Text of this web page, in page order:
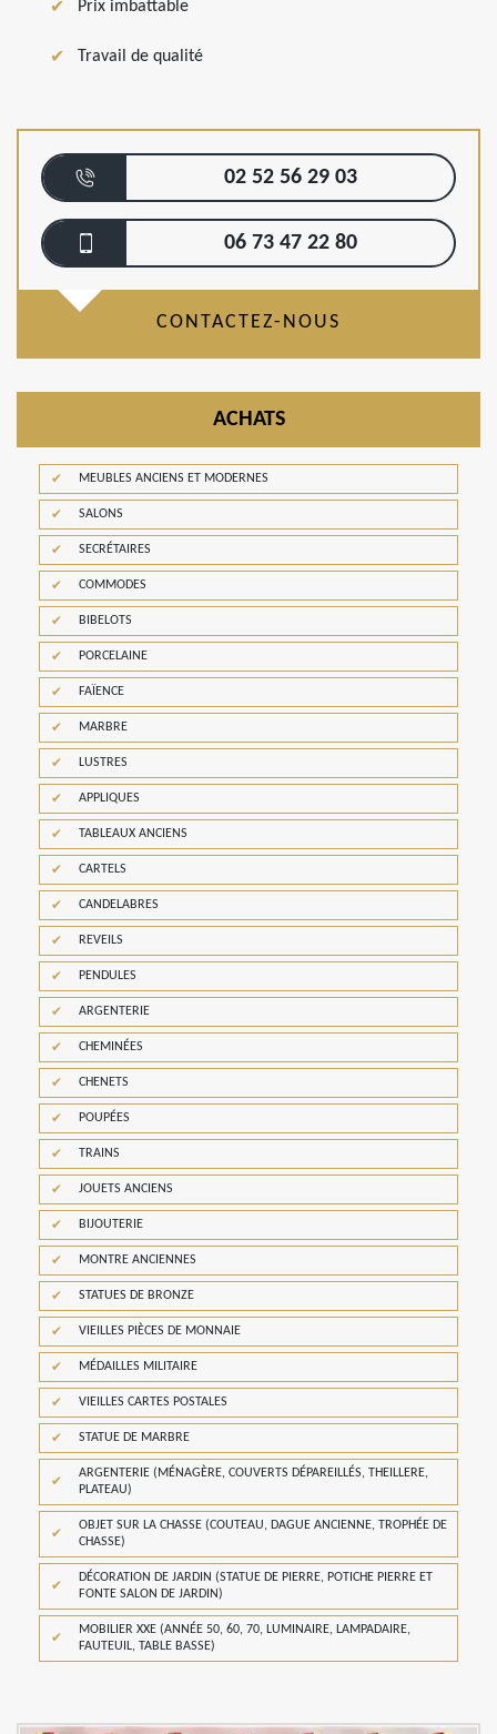
Prix imbattable
Travail de qualité
02 52 56 29 03
06 73 47 22 80
CONTACTEZ-NOUS
ACHATS
MEUBLES ANCIENS ET MODERNES
SALONS
SECRÉTAIRES
COMMODES
BIBELOTS
PORCELAINE
FAÏENCE
MARBRE
LUSTRES
APPLIQUES
TABLEAUX ANCIENS
CARTELS
CANDELABRES
REVEILS
PENDULES
ARGENTERIE
CHEMINÉES
CHENETS
POUPÉES
TRAINS
JOUETS ANCIENS
BIJOUTERIE
MONTRE ANCIENNES
STATUES DE BRONZE
VIEILLES PIÈCES DE MONNAIE
MÉDAILLES MILITAIRE
VIEILLES CARTES POSTALES
STATUE DE MARBRE
ARGENTERIE (MÉNAGÈRE, COUVERTS DÉPAREILLÉS, THEILLERE,
PLATEAU)
OBJET SUR LA CHASSE (COUTEAU, DAGUE ANCIENNE, TROPHÉE DE
CHASSE)
DÉCORATION DE JARDIN (STATUE DE PIERRE, POTICHE PIERRE ET
FONTE SALON DE JARDIN)
MOBILIER XXE (ANNÉE 50, 60, 70, LUMINAIRE, LAMPADAIRE,
FAUTEUIL, TABLE BASSE)